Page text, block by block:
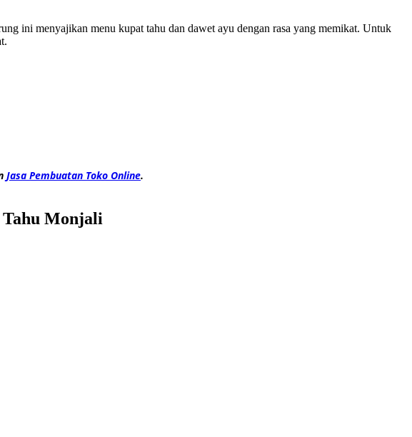
ini menyajikan menu kupat tahu dan dawet ayu dengan rasa yang memikat. Untuk
Jasa Pembuatan Toko Online.
Tahu Monjali